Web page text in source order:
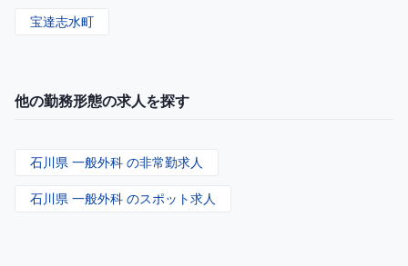
宝達志水町
他の勤務形態の求人を探す
石川県 一般外科 の非常勤求人
石川県 一般外科 のスポット求人